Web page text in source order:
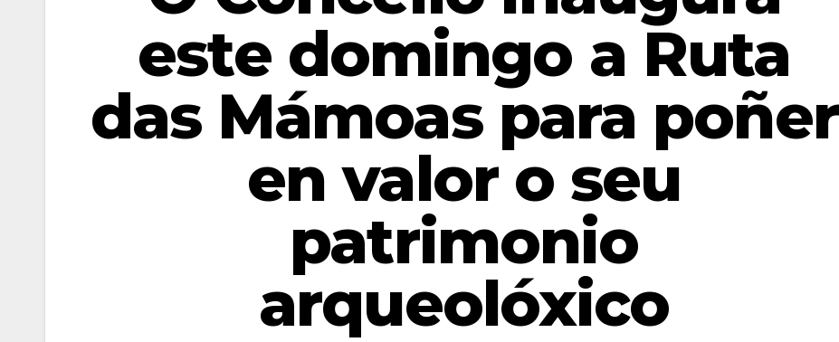
este domingo a Ruta
das Mámoas para poñer
en valor o seu
patrimonio
arqueolóxico